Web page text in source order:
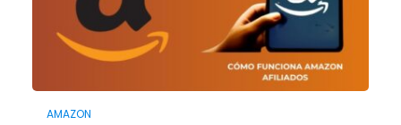
AMAZON